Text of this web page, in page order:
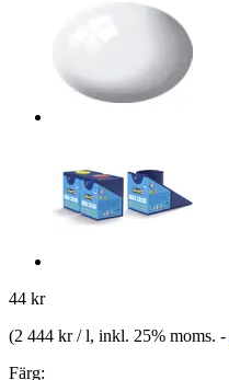
44 kr
(2 444 kr / l, inkl. 25% moms. -
Färg: